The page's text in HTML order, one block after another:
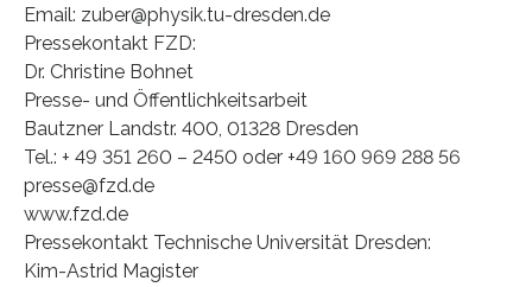
Email: zuber@physik.tu-dresden.de
Pressekontakt FZD:
Dr. Christine Bohnet
Presse- und Öffentlichkeitsarbeit
Bautzner Landstr. 400, 01328 Dresden
Tel.: + 49 351 260 – 2450 oder +49 160 969 288 56
presse@fzd.de
www.fzd.de
Pressekontakt Technische Universität Dresden:
Kim-Astrid Magister